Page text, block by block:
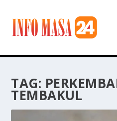
TAG:
TEMBAKUL